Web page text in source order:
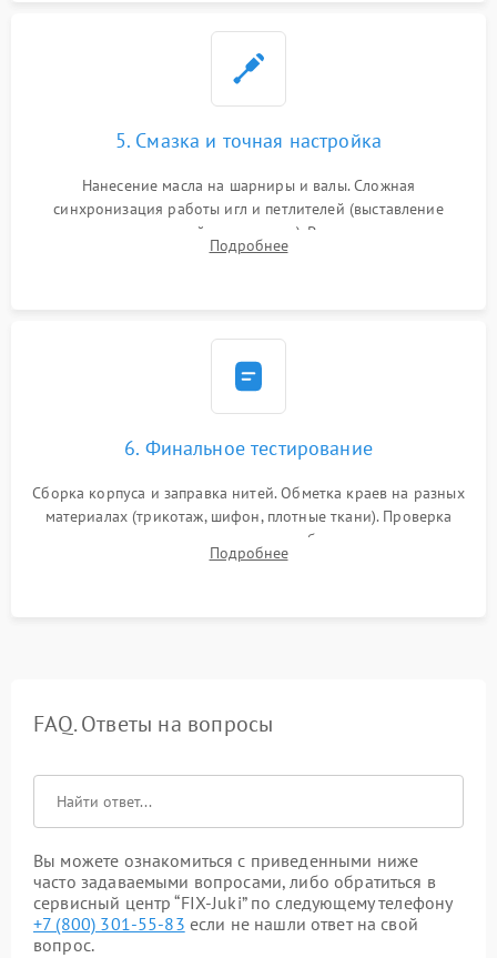
5. Смазка и точная настройка
Нанесение масла на шарниры и валы. Сложная
синхронизация работы игл и петлителей (выставление
зазоров до сотых долей миллиметра). Регулировка прижима
ножей, ширины обметки и хода дифференциального
Подробнее
6. Финальное тестирование
Сборка корпуса и заправка нитей. Обметка краев на разных
материалах (трикотаж, шифон, плотные ткани). Проверка
ровности среза, эластичности шва, работы ролевого шва и
отсутствия стягивания или волнистости ткани.
Подробнее
FAQ. Ответы на вопросы
Вы можете ознакомиться с приведенными ниже
часто задаваемыми вопросами, либо обратиться в
сервисный центр “FIX-Juki” по следующему телефону
+7 (800) 301-55-83 если не нашли ответ на свой
вопрос.